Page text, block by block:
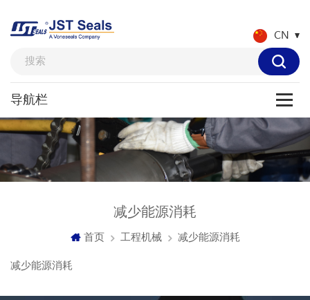
CN
减少能源消耗
首页 工程机械 减少能源消耗
减少能源消耗